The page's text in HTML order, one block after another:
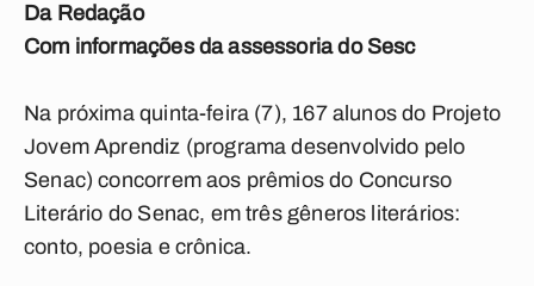
Da Redação
Com informações da assessoria do Sesc
Na próxima quinta-feira (7), 167 alunos do Projeto
Jovem Aprendiz (programa desenvolvido pelo
Senac) concorrem aos prêmios do Concurso
Literário do Senac, em três gêneros literários:
conto, poesia e crônica.